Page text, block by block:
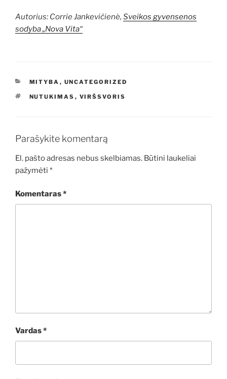
Autorius: Corrie Jankevičienė, Sveikos gyvensenos
sodyba „Nova Vita“
KATEGORIJOS
MITYBA , UNCATEGORIZED
ŽYMOS
NUTUKIMAS , VIRŠSVORIS
Parašykite komentarą
El. pašto adresas nebus skelbiamas. Būtini laukeliai
pažymėti *
Komentaras*
Vardas*